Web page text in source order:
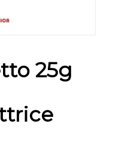
25g